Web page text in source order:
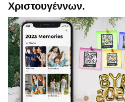
Χριστουγέννων.